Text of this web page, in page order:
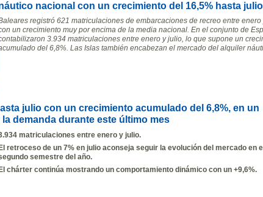
nacional con un crecimiento del 16,5% hasta julio
registró 621 matriculaciones de embarcaciones de recreo entre enero
un crecimiento muy por encima de la media nacional. En el conjunto de
3.934 matriculaciones entre enero y julio, lo que supone un
del 6,8%. Las Islas también encabezan el mercado del alquiler
julio con un crecimiento acumulado del 6,8%, en un
demanda durante este último mes
matriculaciones entre enero y julio.
El retroceso de un 7% en julio aconseja seguir la evolución del mercado en el
semestre del año.
El chárter continúa mostrando un comportamiento dinámico con un +9,6%.